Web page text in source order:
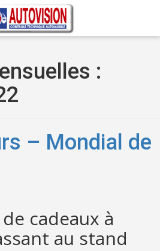
:
– Mondial de
cadeaux à
au stand